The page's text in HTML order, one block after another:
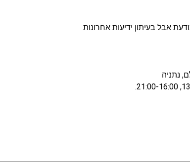
אבל בעיתון ידיעות אחרונות